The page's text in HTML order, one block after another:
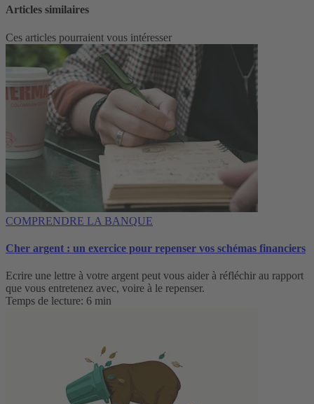
Articles similaires
Ces articles pourraient vous intéresser
COMPRENDRE LA BANQUE
Cher argent : un exercice pour repenser vos schémas financiers
Ecrire une lettre à votre argent peut vous aider à réfléchir au rapport
que vous entretenez avec, voire à le repenser.
Temps de lecture: 6 min